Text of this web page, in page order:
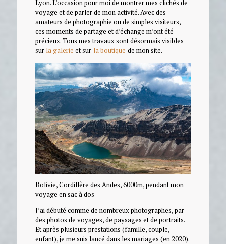
Lyon. L’occasion pour moi de montrer mes clichés de
voyage et de parler de mon activité. Avec des
amateurs de photographie ou de simples visiteurs,
ces moments de partage et d’échange m’ont été
précieux. Tous mes travaux sont désormais visibles
sur la galerie et sur la boutique de mon site.
Bolivie, Cordillère des Andes, 6000m, pendant mon
voyage en sac à dos
J’ai débuté comme de nombreux photographes, par
des photos de voyages, de paysages et de portraits.
Et après plusieurs prestations (famille, couple,
enfant), je me suis lancé dans les mariages (en 2020).